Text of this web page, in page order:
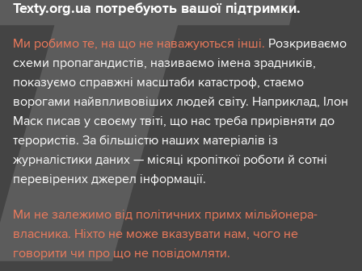
Texty.org.ua потребують вашої підтримки.
Ми робимо те, на що не наважуються інші. Розкриваємо
схеми пропагандистів, називаємо імена зрадників,
показуємо справжні масштаби катастроф, стаємо
ворогами найвпливовіших людей світу. Наприклад, Ілон
Маск писав у своєму твіті, що нас треба прирівняти до
терористів. За більшістю наших матеріалів із
журналістики даних — місяці кропіткої роботи й сотні
перевірених джерел інформації.
Ми не залежимо від політичних примх мільйонера-
власника. Ніхто не може вказувати нам, чого не
говорити чи про що не повідомляти.